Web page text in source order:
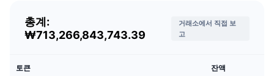
총계:
₩713,266,843,743.39
거래소에서 직접 보
고
토큰 잔액